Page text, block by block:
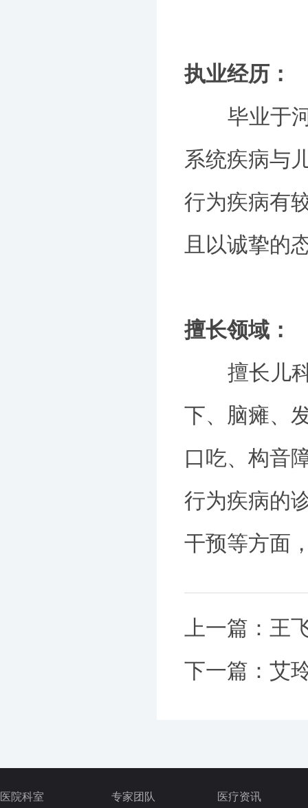
执业经历：
毕业于河
系统疾病与
行为疾病有
且以诚挚的
擅长领域：
擅长儿科
下、脑瘫、
口吃、构音
行为疾病的
干预等方面
上一篇： 王
下一篇： 艾
医院科室 专家团队 医疗资讯